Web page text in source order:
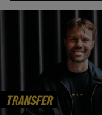
TRANSFER